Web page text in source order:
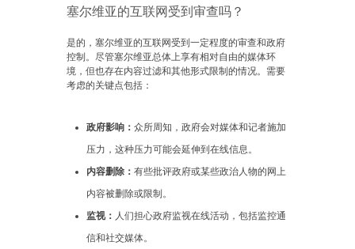
塞尔维亚的互联网受到审查吗？
是的，塞尔维亚的互联网受到一定程度的审查和政府
控制。尽管塞尔维亚总体上享有相对自由的媒体环
境，但也存在内容过滤和其他形式限制的情况。需要
考虑的关键点包括：
政府影响： 众所周知，政府会对媒体和记者施加
压力，这种压力可能会延伸到在线信息。
内容删除： 有些批评政府或某些政治人物的网上
内容被删除或限制。
监视： 人们担心政府监视在线活动，包括监控通
信和社交媒体。